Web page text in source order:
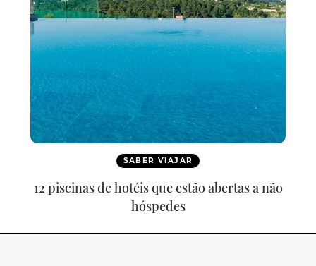
SABER VIAJAR
12 piscinas de hotéis que estão abertas a não
hóspedes